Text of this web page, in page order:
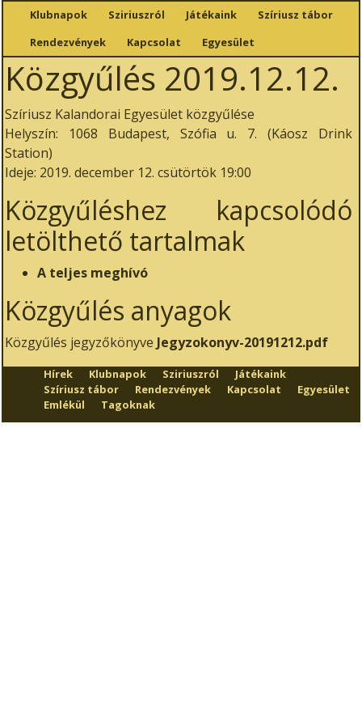
Klubnapok Sziriuszról Játékaink
Szíriusz tábor
Rendezvények
Kapcsolat Egyesület
Közgyűlés 2019.12.12.
Szíriusz Kalandorai Egyesület közgyűlése
Helyszín: 1068 Budapest, Szófia u. 7. (Káosz Drink
Station)
Ideje: 2019. december 12. csütörtök 19:00
Közgyűléshez kapcsolódó
letölthető tartalmak
A teljes meghívó
Közgyűlés anyagok
Közgyűlés jegyzőkönyve Jegyzokonyv-20191212.pdf
Hírek Klubnapok Sziriuszról
Játékaink
Szíriusz tábor
Rendezvények Kapcsolat
Egyesület
Emlékül
Tagoknak